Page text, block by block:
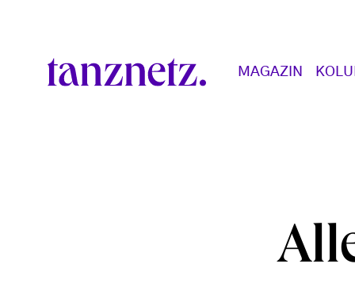
Main navigation
MAGAZIN